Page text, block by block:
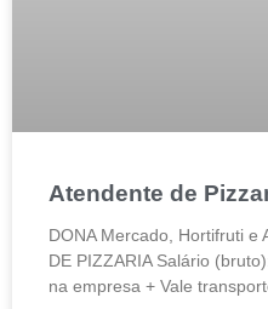
Atendente de
DONA Mercado, Hortifruti e
DE PIZZARIA Salário
na empresa + Vale